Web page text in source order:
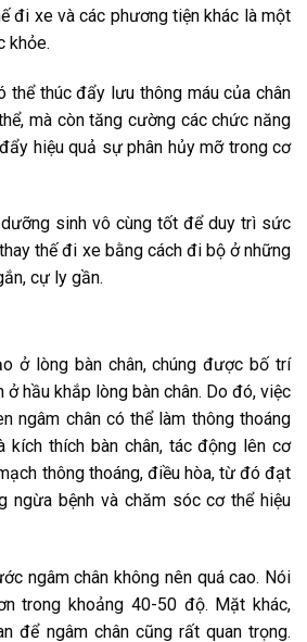
đi xe và các phương tiện khác là một
khỏe.
thể thúc đẩy lưu thông máu của chân
mà còn tăng cường các chức năng
hiệu quả sự phân hủy mỡ trong cơ
sinh vô cùng tốt để duy trì sức
thế đi xe bằng cách đi bộ ở những
cự ly gần.
ở lòng bàn chân, chúng được bố trí
ở hầu khắp lòng bàn chân. Do đó, việc
ngâm chân có thể làm thông thoáng
kích thích bàn chân, tác động lên cơ
thông thoáng, điều hòa, từ đó đạt
ngừa bệnh và chăm sóc cơ thể hiệu
ngâm chân không nên quá cao. Nói
trong khoảng 40-50 độ. Mặt khác,
để ngâm chân cũng rất quan trọng.